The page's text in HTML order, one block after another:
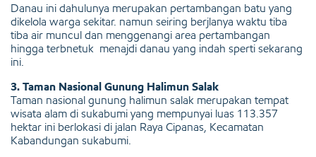
Danau ini dahulunya merupakan pertambangan batu yang
dikelola warga sekitar. namun seiring berjlanya waktu tiba
tiba air muncul dan menggenangi area pertambangan
hingga terbnetuk menajdi danau yang indah sperti sekarang
ini.
3. Taman Nasional Gunung Halimun Salak
Taman nasional gunung halimun salak merupakan tempat
wisata alam di sukabumi yang mempunyai luas 113.357
hektar ini berlokasi di jalan Raya Cipanas, Kecamatan
Kabandungan sukabumi.